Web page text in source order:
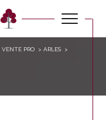
VENTE PRO
ARLES